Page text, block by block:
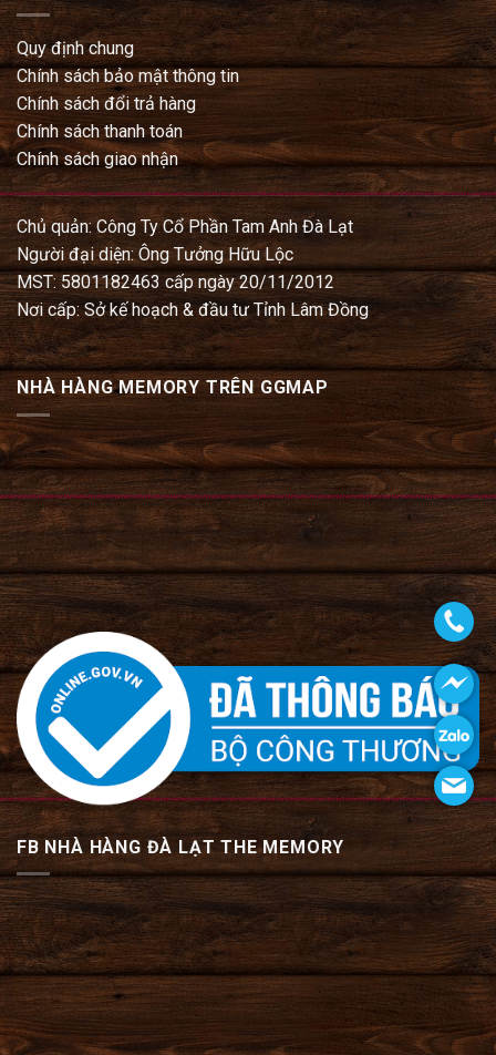
Quy định chung
Chính sách bảo mật thông tin
Chính sách đổi trả hàng
Chính sách thanh toán
Chính sách giao nhận
Chủ quản: Công Ty Cổ Phần Tam Anh Đà Lạt
Người đại diện: Ông Tưởng Hữu Lộc
MST: 5801182463 cấp ngày 20/11/2012
Nơi cấp: Sở kế hoạch & đầu tư Tỉnh Lâm Đồng
NHÀ HÀNG MEMORY TRÊN GGMAP
FB NHÀ HÀNG ĐÀ LẠT THE MEMORY